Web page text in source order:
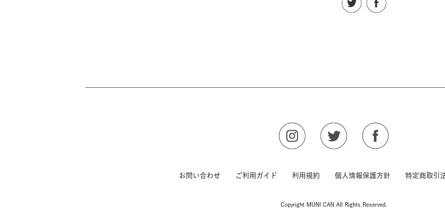
お問い合わせ ご利用ガイド 利用規約 個人情報保護方針 特定商取引
Copyright MUNI CAN All Rights Reserved.